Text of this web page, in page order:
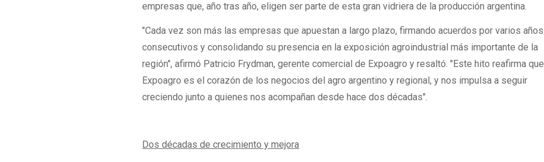
empresas que, año tras año, eligen ser parte de esta gran vidriera de la producción argentina.
"Cada vez son más las empresas que apuestan a largo plazo, firmando acuerdos por varios años
consecutivos y consolidando su presencia en la exposición agroindustrial más importante de la
región", afirmó Patricio Frydman, gerente comercial de Expoagro y resaltó. "Este hito reafirma que
Expoagro es el corazón de los negocios del agro argentino y regional, y nos impulsa a seguir
creciendo junto a quienes nos acompañan desde hace dos décadas".
Dos décadas de crecimiento y mejora